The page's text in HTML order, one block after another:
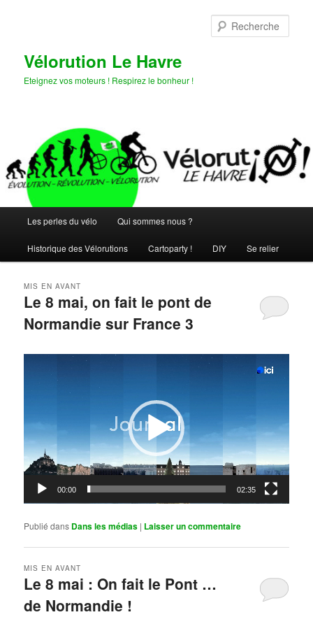
Vélorution Le Havre
Eteignez vos moteurs ! Respirez le bonheur !
principal
Les perles du vélo Qui sommes nous ?
Historique des Vélorutions Cartoparty ! DIY Se relier
Le 8 mai, on fait le pont de
Normandie sur France 3
MIS EN AVANT
00:00 02:35
Publié dans Dans les médias | Laisser un commentaire
Le 8 mai : On fait le Pont …
de Normandie !
MIS EN AVANT